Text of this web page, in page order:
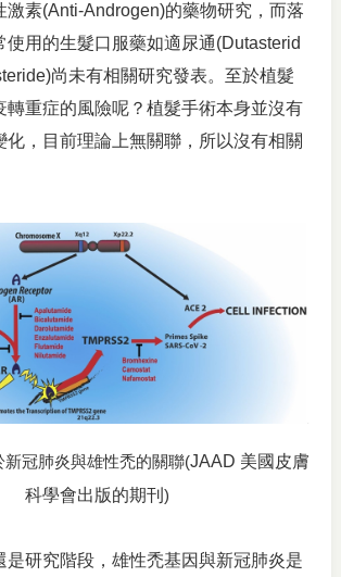
激素(Anti-Androgen)的藥物研究，而落
使用的生髮口服藥如適尿通(Dutasterid
尚未有相關研究發表。至於植髮
轉重症的風險呢？植髮手術本身並沒有
化，目前理論上無關聯，所以沒有相關
新冠肺炎與雄性禿的關聯(JAAD 美國皮膚
科學會出版的期刊)
是研究階段，雄性禿基因與新冠肺炎是